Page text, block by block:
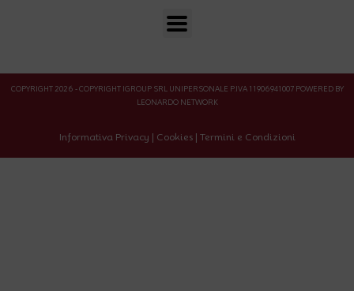
COPYRIGHT 2026 - COPYRIGHT IGROUP SRL UNIPERSONALE P.IVA 11906941007 POWERED BY
LEONARDO NETWORK
Informativa Privacy | Cookies| Termini e Condizioni